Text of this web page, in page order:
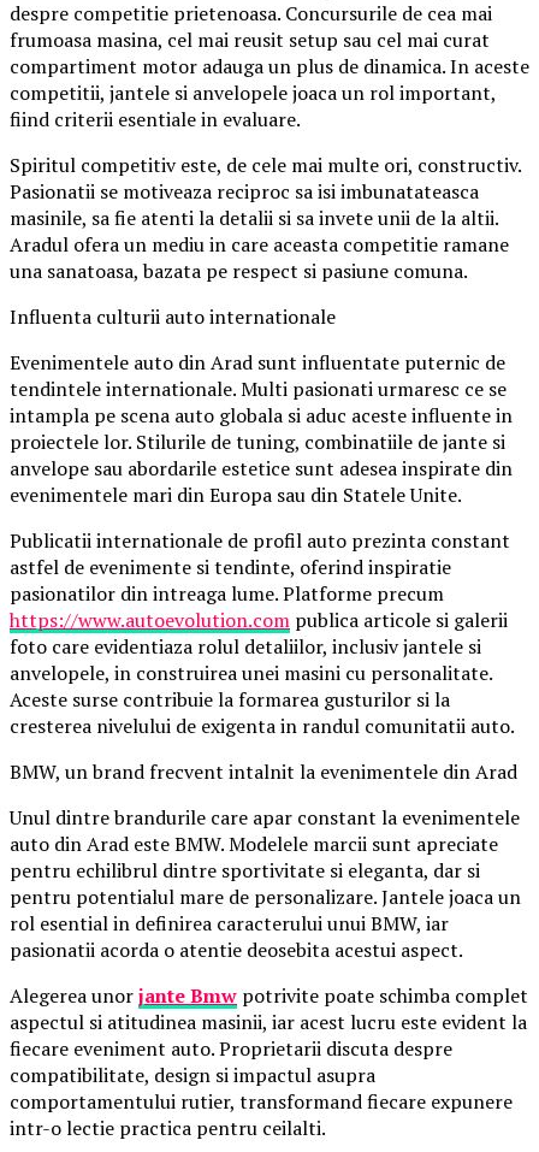
despre competitie prietenoasa. Concursurile de cea mai
frumoasa masina, cel mai reusit setup sau cel mai curat
compartiment motor adauga un plus de dinamica. In aceste
competitii, jantele si anvelopele joaca un rol important,
fiind criterii esentiale in evaluare.
Spiritul competitiv este, de cele mai multe ori, constructiv.
Pasionatii se motiveaza reciproc sa isi imbunatateasca
masinile, sa fie atenti la detalii si sa invete unii de la altii.
Aradul ofera un mediu in care aceasta competitie ramane
una sanatoasa, bazata pe respect si pasiune comuna.
Influenta culturii auto internationale
Evenimentele auto din Arad sunt influentate puternic de
tendintele internationale. Multi pasionati urmaresc ce se
intampla pe scena auto globala si aduc aceste influente in
proiectele lor. Stilurile de tuning, combinatiile de jante si
anvelope sau abordarile estetice sunt adesea inspirate din
evenimentele mari din Europa sau din Statele Unite.
Publicatii internationale de profil auto prezinta constant
astfel de evenimente si tendinte, oferind inspiratie
pasionatilor din intreaga lume. Platforme precum
https://www.autoevolution.com publica articole si galerii
foto care evidentiaza rolul detaliilor, inclusiv jantele si
anvelopele, in construirea unei masini cu personalitate.
Aceste surse contribuie la formarea gusturilor si la
cresterea nivelului de exigenta in randul comunitatii auto.
BMW, un brand frecvent intalnit la evenimentele din Arad
Unul dintre brandurile care apar constant la evenimentele
auto din Arad este BMW. Modelele marcii sunt apreciate
pentru echilibrul dintre sportivitate si eleganta, dar si
pentru potentialul mare de personalizare. Jantele joaca un
rol esential in definirea caracterului unui BMW, iar
pasionatii acorda o atentie deosebita acestui aspect.
Alegerea unorjante Bmw potrivite poate schimba complet
aspectul si atitudinea masinii, iar acest lucru este evident la
fiecare eveniment auto. Proprietarii discuta despre
compatibilitate, design si impactul asupra
comportamentului rutier, transformand fiecare expunere
intr-o lectie practica pentru ceilalti.